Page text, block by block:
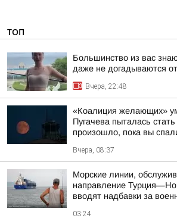
ТОП
Большинство из вас
даже не догадываются
Вчера, 22:48
«Коалиция желающих»
Пугачева пыталась
произошло, пока вы
Вчера, 08:37
Морские линии,
направление
вводят надбавки за
03:24